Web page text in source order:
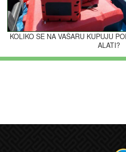
KOLIKO SE NA VAŠARU KUPUJU
ALATI?